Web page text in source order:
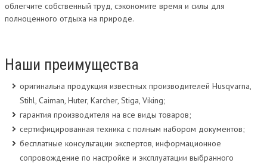
облегчите собственный труд, сэкономите время и силы для
полноценного отдыха на природе.
Наши преимущества
оригинальна продукция известных производителей Husqvarna,
Stihl, Caiman, Huter, Karcher, Stiga, Viking;
гарантия производителя на все виды товаров;
сертифицированная техника с полным набором документов;
бесплатные консультации экспертов, информационное
сопровождение по настройке и эксплуатации выбранного